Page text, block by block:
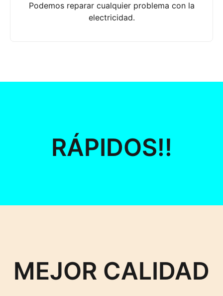
Podemos reparar cualquier problema con la
electricidad.
RÁPIDOS!!
MEJOR CALIDAD